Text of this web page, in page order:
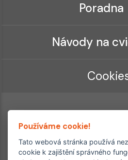
Poradna
Návody na
Používáme cookie!
Tato webová stránka používá
cookie k zajištění správného